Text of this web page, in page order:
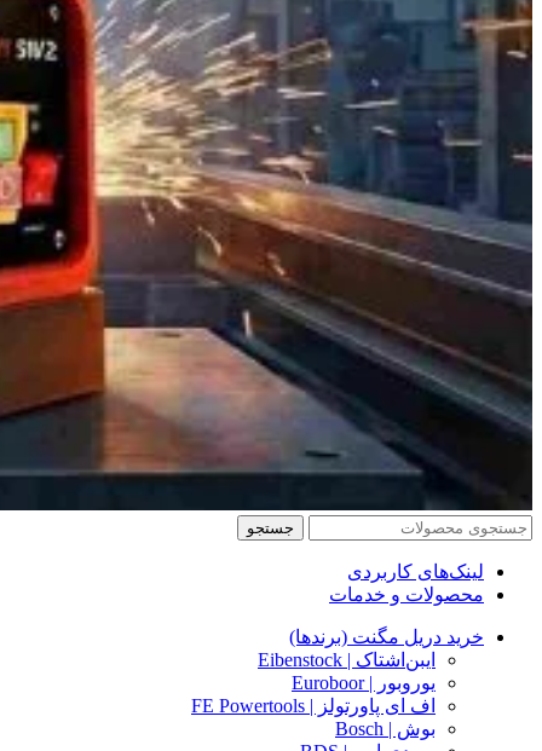
جستجو
لینک‌های کاربردی
محصولات و خدمات
خرید دریل مگنت (برندها)
ایبن‌اشتاک | Eibenstock
یوروبور | Euroboor
اف ای پاورتولز | FE Powertools
بوش | Bosch